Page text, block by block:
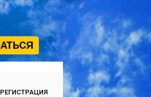
РЕГИСТРАЦИЯ